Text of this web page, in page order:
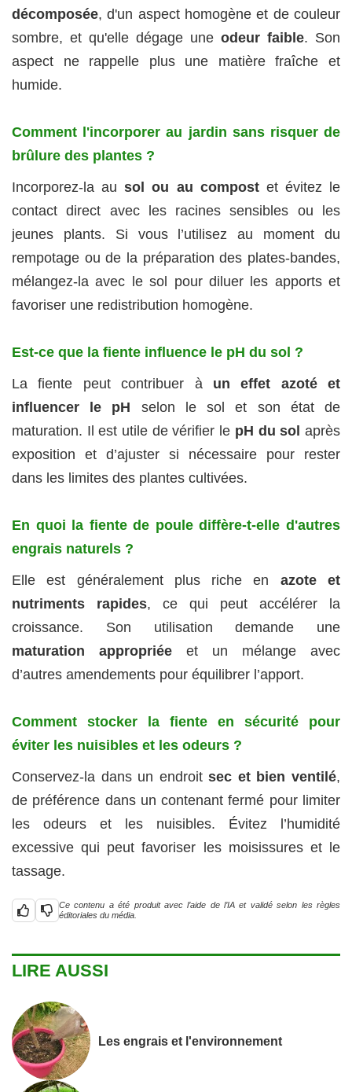
décomposée, d'un aspect homogène et de couleur
sombre, et qu'elle dégage une odeur faible. Son
aspect ne rappelle plus une matière fraîche et
humide.
Comment l'incorporer au jardin sans risquer de
brûlure des plantes ?
Incorporez-la ausol ou au compostet évitez le
contact direct avec les racines sensibles ou les
jeunes plants. Si vous l’utilisez au moment du
rempotage ou de la préparation des plates-bandes,
mélangez-la avec le sol pour diluer les apports et
favoriser une redistribution homogène.
Est-ce que la fiente influence le pH du sol ?
La fiente peut contribuer à un effet azoté et
influencer le pH selon le sol et son état de
maturation. Il est utile de vérifier le pH du sol après
exposition et d’ajuster si nécessaire pour rester
dans les limites des plantes cultivées.
En quoi la fiente de poule diffère-t-elle d'autres
engrais naturels ?
Elle est généralement plus riche en azote et
nutriments rapides, ce qui peut accélérer la
croissance. Son utilisation demande une
maturation appropriée et un mélange avec
d’autres amendements pour équilibrer l’apport.
Comment stocker la fiente en sécurité pour
éviter les nuisibles et les odeurs ?
Conservez-la dans un endroitsec et bien ventilé,
de préférence dans un contenant fermé pour limiter
les odeurs et les nuisibles. Évitez l’humidité
excessive qui peut favoriser les moisissures et le
tassage.
Ce contenu a été produit avec l’aide de l’IA et validé selon les règles
éditoriales du média.
LIRE AUSSI
Les engrais et l'environnement